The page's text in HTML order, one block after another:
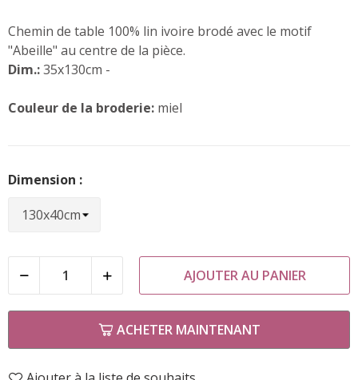
Chemin de table 100% lin ivoire brodé avec le motif
"Abeille" au centre de la pièce.
Dim.:35x130cm -
Couleur de la broderie: miel
Dimension :
AJOUTER AU PANIER
ACHETER MAINTENANT